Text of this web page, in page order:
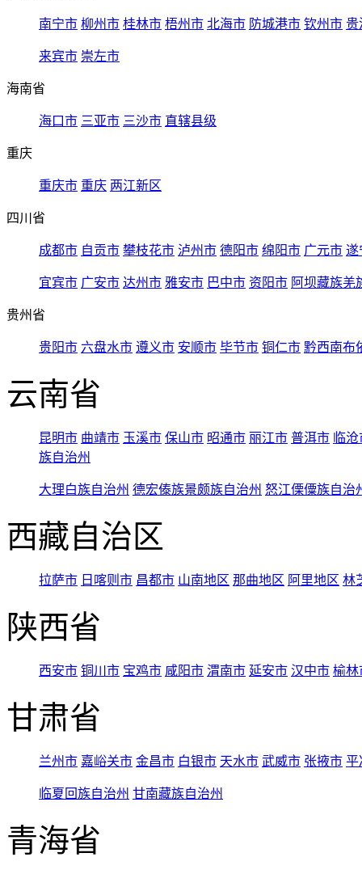
南宁市 柳州市 桂林市 梧州市 北海市 防城港市 钦州市 贵
来宾市 崇左市
海南省
海口市 三亚市 三沙市 直辖县级
重庆
重庆市 重庆 两江新区
四川省
成都市 自贡市 攀枝花市 泸州市 德阳市 绵阳市 广元市 遂
宜宾市 广安市 达州市 雅安市 巴中市 资阳市 阿坝藏族羌
贵州省
贵阳市 六盘水市 遵义市 安顺市 毕节市 铜仁市 黔西南布
云南省
昆明市 曲靖市 玉溪市 保山市 昭通市 丽江市 普洱市 临
族自治州
大理白族自治州 德宏傣族景颇族自治州 怒江傈僳族自治
西藏自治区
拉萨市 日喀则市 昌都市 山南地区 那曲地区 阿里地区 林
陕西省
西安市 铜川市 宝鸡市 咸阳市 渭南市 延安市 汉中市 榆林
甘肃省
兰州市 嘉峪关市 金昌市 白银市 天水市 武威市 张掖市 平
临夏回族自治州 甘南藏族自治州
青海省